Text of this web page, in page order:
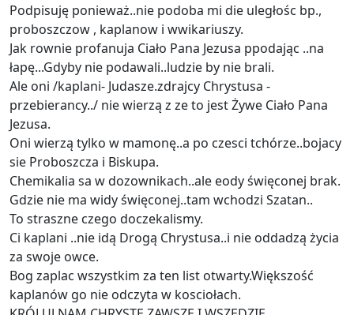
Podpisuję ponieważ..nie podoba mi die uległośc bp.,
proboszczow , kaplanow i wwikariuszy.
Jak rownie profanuja Ciało Pana Jezusa ppodając ..na
łapę...Gdyby nie podawali..ludzie by nie brali.
Ale oni /kaplani- Judasze.zdrajcy Chrystusa -
przebierancy../ nie wierzą z ze to jest Żywe Ciało Pana
Jezusa.
Oni wierzą tylko w mamonę..a po czesci tchórze..bojacy
sie Proboszcza i Biskupa.
Chemikalia sa w dozownikach..ale eody święconej brak.
Gdzie nie ma widy święconej..tam wchodzi Szatan..
To straszne czego doczekalismy.
Ci kaplani ..nie idą Drogą Chrystusa..i nie oddadzą życia
za swoje owce.
Bog zaplac wszystkim za ten list otwarty.Większość
kaplanów go nie odczyta w kosciołach.